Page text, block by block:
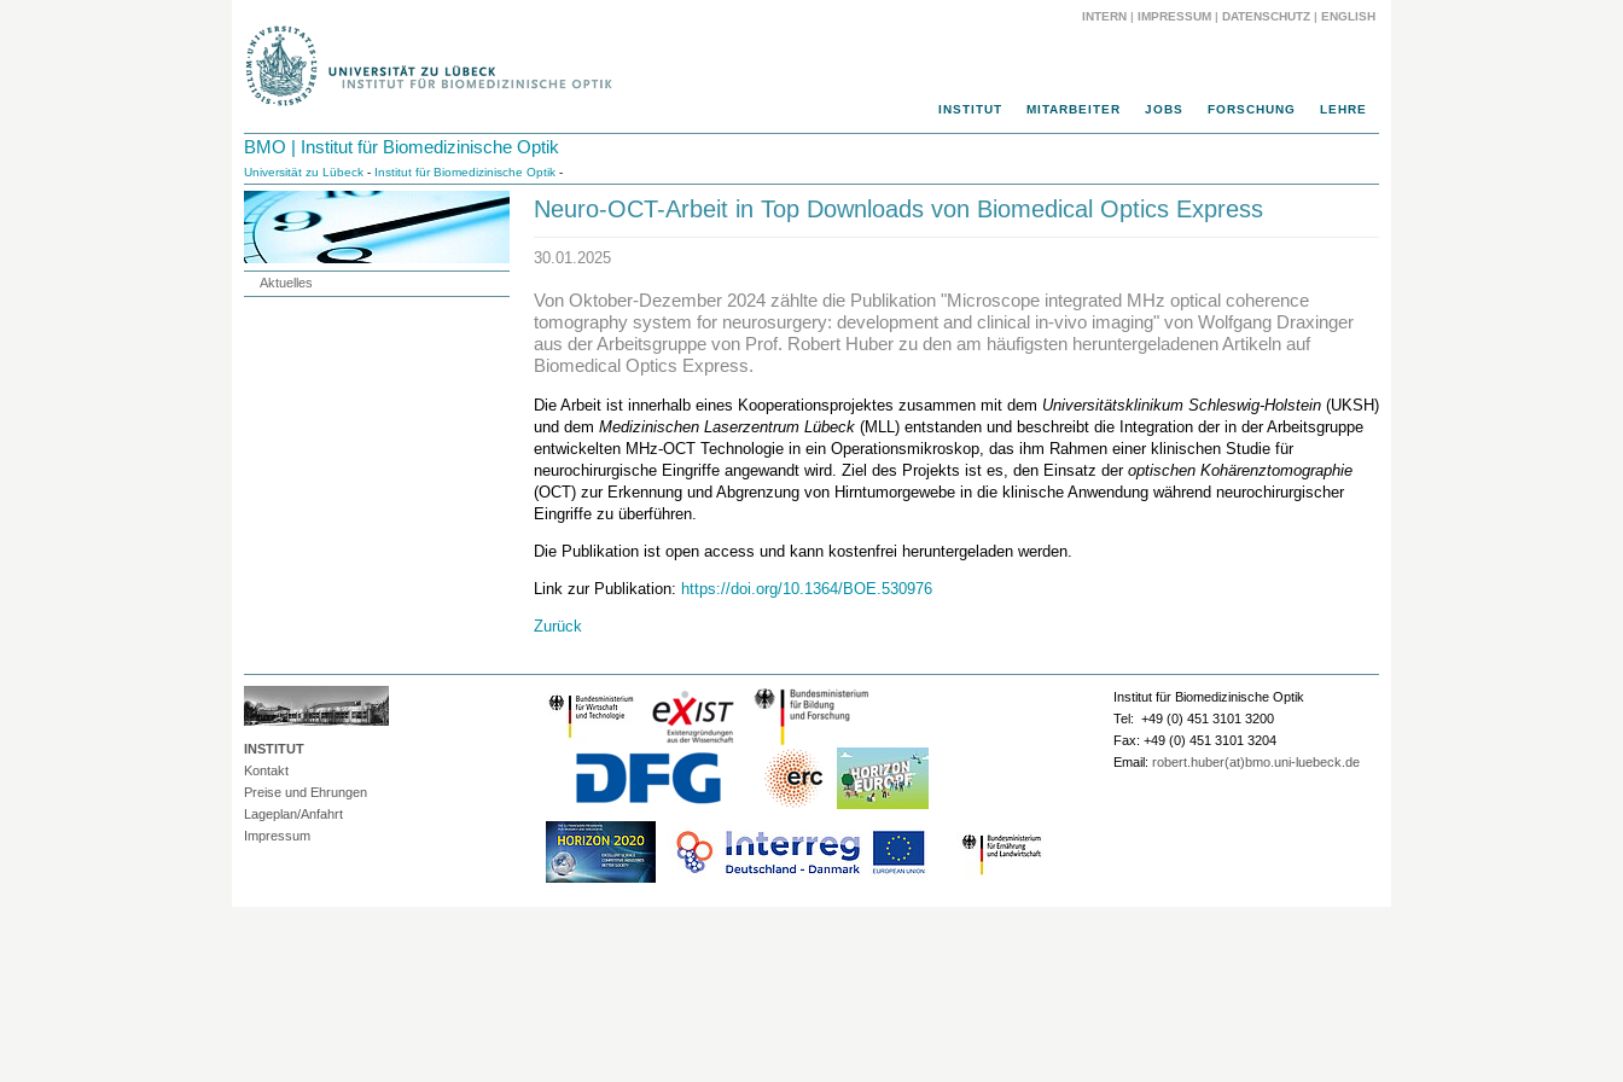
INTERN | IMPRESSUM | DATENSCHUTZ | ENGLISH
INSTITUT MITARBEITER JOBS FORSCHUNG LEHRE
BMO | Institut für Biomedizinische Optik
Universität zu Lübeck - Institut für Biomedizinische Optik -
Neuro-OCT-Arbeit in Top Downloads von Biomedical Optics Express
30.01.2025
Von Oktober-Dezember 2024 zählte die Publikation "Microscope integrated MHz optical coherence
tomography system for neurosurgery: development and clinical in-vivo imaging" von Wolfgang Draxinger
aus der Arbeitsgruppe von Prof. Robert Huber zu den am häufigsten heruntergeladenen Artikeln auf
Biomedical Optics Express.
Die Arbeit ist innerhalb eines Kooperationsprojektes zusammen mit dem Universitätsklinikum Schleswig-Holstein (UKSH)
und dem Medizinischen Laserzentrum Lübeck (MLL) entstanden und beschreibt die Integration der in der Arbeitsgruppe
entwickelten MHz-OCT Technologie in ein Operationsmikroskop, das ihm Rahmen einer klinischen Studie für
neurochirurgische Eingriffe angewandt wird. Ziel des Projekts ist es, den Einsatz der optischen Kohärenztomographie
(OCT) zur Erkennung und Abgrenzung von Hirntumorgewebe in die klinische Anwendung während neurochirurgischer
Eingriffe zu überführen.
Die Publikation ist open access und kann kostenfrei heruntergeladen werden.
Link zur Publikation: https://doi.org/10.1364/BOE.530976
Zurück
Aktuelles
INSTITUT
Kontakt
Preise und Ehrungen
Lageplan/Anfahrt
Impressum
Institut für Biomedizinische Optik
Tel: +49 (0) 451 3101 3200
Fax: +49 (0) 451 3101 3204
Email: robert.huber(at)bmo.uni-luebeck.de